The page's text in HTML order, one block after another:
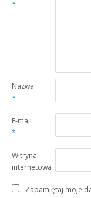
*
Nazwa
*
E-mail
*
Witryna
internetowa
Zapamiętaj moje